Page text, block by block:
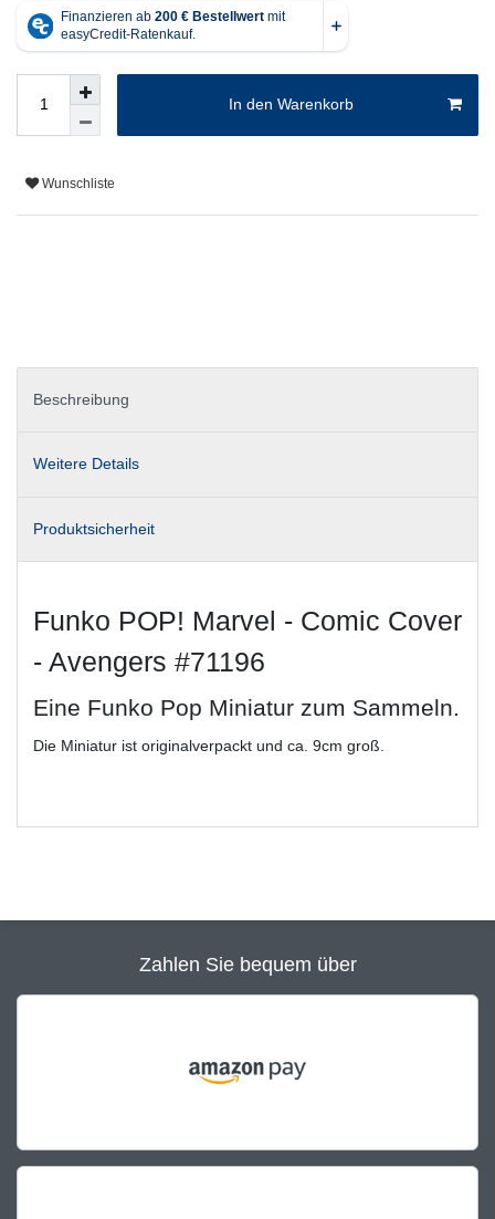
In den Warenkorb
Wunschliste
Beschreibung
Weitere Details
Produktsicherheit
Funko POP! Marvel - Comic Cover
- Avengers #71196
Eine Funko Pop Miniatur zum Sammeln.
Die Miniatur ist originalverpackt und ca. 9cm groß.
Zahlen Sie bequem über